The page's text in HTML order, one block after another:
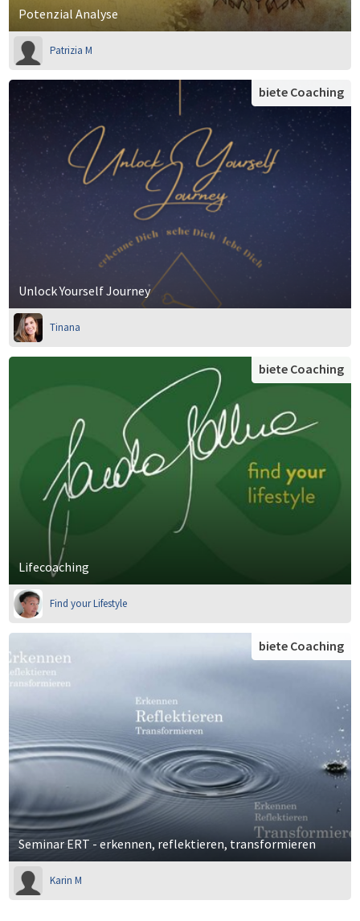
Potenzial Analyse
Patrizia M
Unlock Yourself Journey
biete Coaching
Tinana
Lifecoaching
biete Coaching
Find your Lifestyle
Seminar ERT - erkennen, reflektieren, transformieren
biete Coaching
Karin M